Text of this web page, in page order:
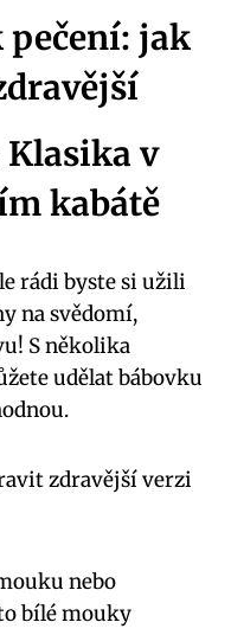
jak
Klasika v
kabátě
rádi byste si užili
na svědomí,
S několika
udělat bábovku
zdravější verzi
nebo
bílé mouky